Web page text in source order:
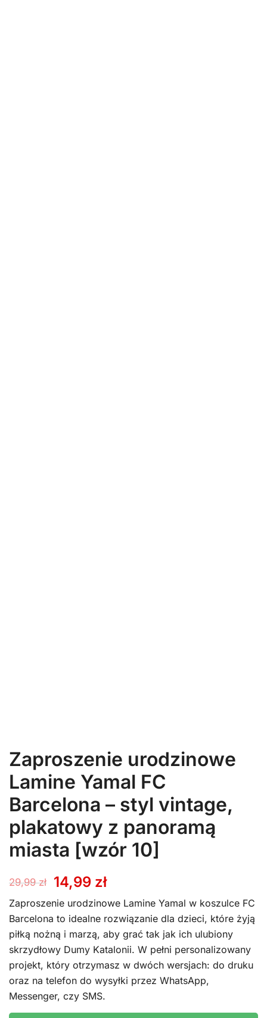
Zaproszenie urodzinowe
Lamine Yamal FC
Barcelona – styl vintage,
plakatowy z panoramą
miasta [wzór 10]
29,99zł
Pierwotna
cena
wynosiła:
29,99 zł.
14,99 złAktualna
cena
wynosi:
14,99 zł.
Zaproszenie urodzinowe Lamine Yamal w koszulce FC
Barcelona to idealne rozwiązanie dla dzieci, które żyją
piłką nożną i marzą, aby grać tak jak ich ulubiony
skrzydłowy Dumy Katalonii. W pełni personalizowany
projekt, który otrzymasz w dwóch wersjach: do druku
oraz na telefon do wysyłki przez WhatsApp,
Messenger, czy SMS.